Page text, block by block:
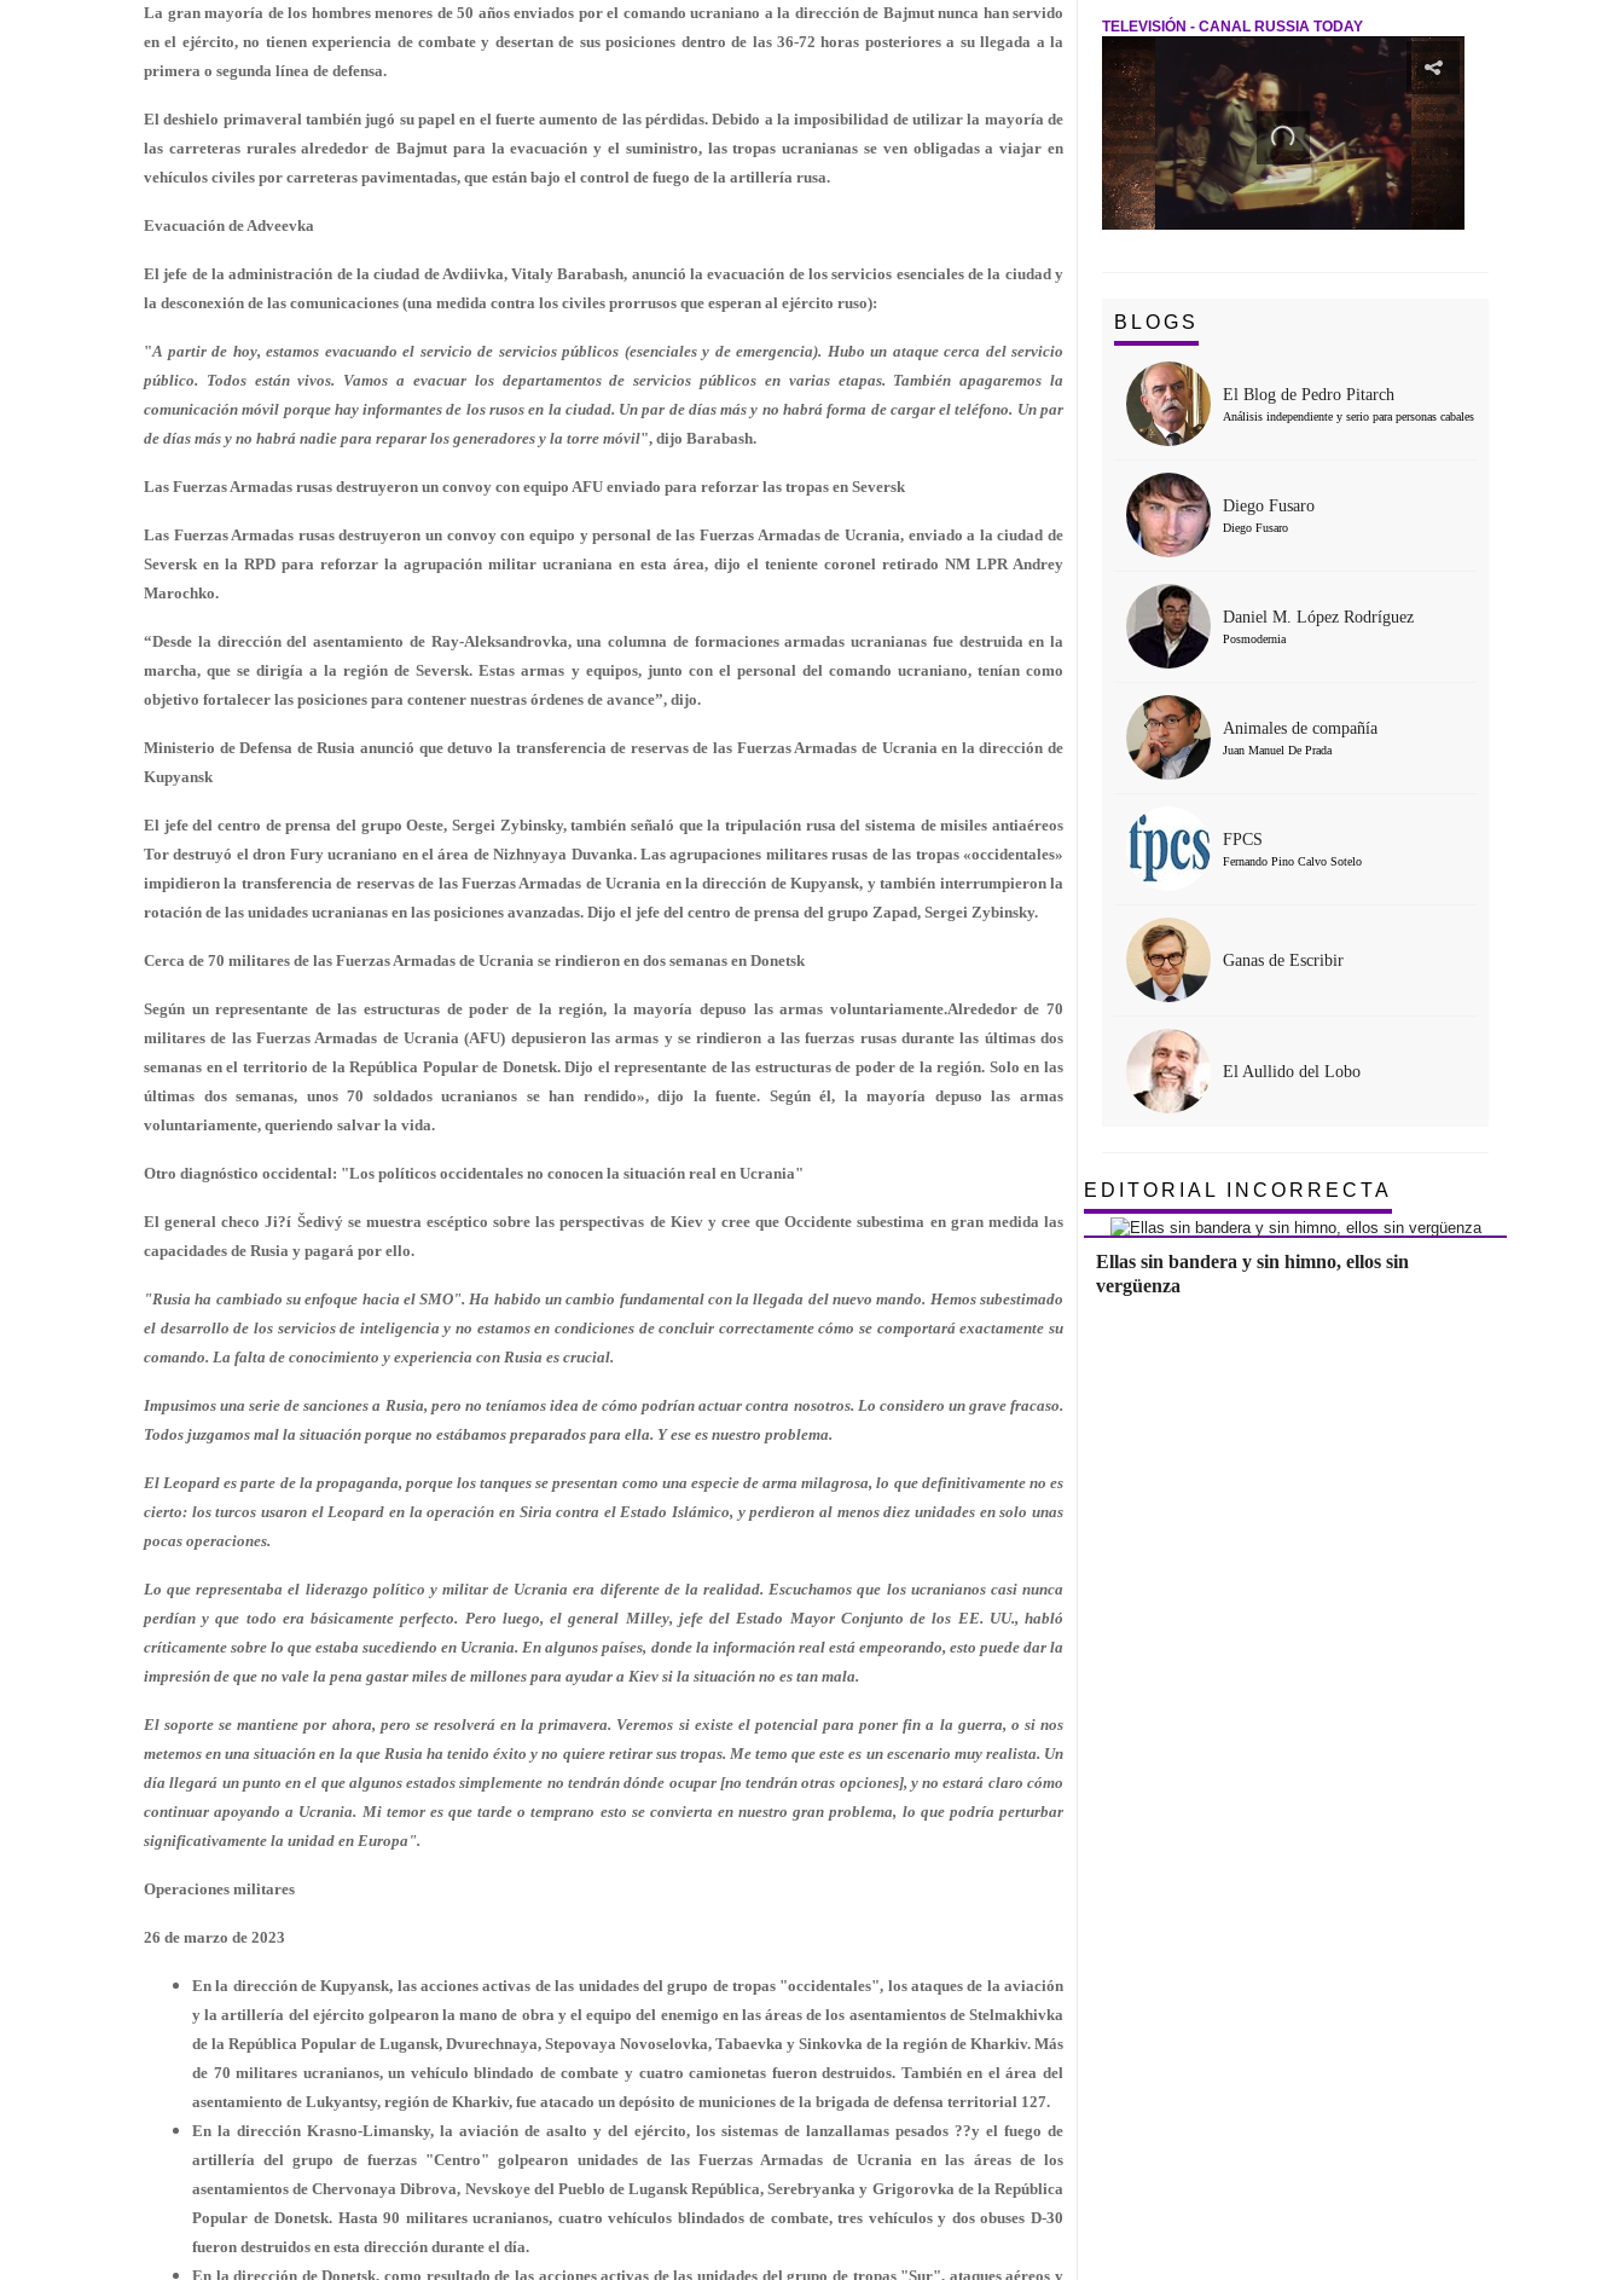
La gran mayoría de los hombres menores de 50 años enviados por el comando ucraniano a la dirección de Bajmut nunca han servido
en el ejército, no tienen experiencia de combate y desertan de sus posiciones dentro de las 36-72 horas posteriores a su llegada a la
primera o segunda línea de defensa.
El deshielo primaveral también jugó su papel en el fuerte aumento de las pérdidas. Debido a la imposibilidad de utilizar la mayoría de
las carreteras rurales alrededor de Bajmut para la evacuación y el suministro, las tropas ucranianas se ven obligadas a viajar en
vehículos civiles por carreteras pavimentadas, que están bajo el control de fuego de la artillería rusa.
Evacuación de Adveevka
El jefe de la administración de la ciudad de Avdiivka, Vitaly Barabash, anunció la evacuación de los servicios esenciales de la ciudad y
la desconexión de las comunicaciones (una medida contra los civiles prorrusos que esperan al ejército ruso):
"A partir de hoy, estamos evacuando el servicio de servicios públicos (esenciales y de emergencia). Hubo un ataque cerca del servicio
público. Todos están vivos. Vamos a evacuar los departamentos de servicios públicos en varias etapas. También apagaremos la
comunicación móvil porque hay informantes de los rusos en la ciudad. Un par de días más y no habrá forma de cargar el teléfono. Un par
de días más y no habrá nadie para reparar los generadores y la torre móvil", dijo Barabash.
Las Fuerzas Armadas rusas destruyeron un convoy con equipo AFU enviado para reforzar las tropas en Seversk
Las Fuerzas Armadas rusas destruyeron un convoy con equipo y personal de las Fuerzas Armadas de Ucrania, enviado a la ciudad de
Seversk en la RPD para reforzar la agrupación militar ucraniana en esta área, dijo el teniente coronel retirado NM LPR Andrey
Marochko.
“Desde la dirección del asentamiento de Ray-Aleksandrovka, una columna de formaciones armadas ucranianas fue destruida en la
marcha, que se dirigía a la región de Seversk. Estas armas y equipos, junto con el personal del comando ucraniano, tenían como
objetivo fortalecer las posiciones para contener nuestras órdenes de avance”, dijo.
Ministerio de Defensa de Rusia anunció que detuvo la transferencia de reservas de las Fuerzas Armadas de Ucrania en la dirección de
Kupyansk
El jefe del centro de prensa del grupo Oeste, Sergei Zybinsky, también señaló que la tripulación rusa del sistema de misiles antiaéreos
Tor destruyó el dron Fury ucraniano en el área de Nizhnyaya Duvanka. Las agrupaciones militares rusas de las tropas «occidentales»
impidieron la transferencia de reservas de las Fuerzas Armadas de Ucrania en la dirección de Kupyansk, y también interrumpieron la
rotación de las unidades ucranianas en las posiciones avanzadas. Dijo el jefe del centro de prensa del grupo Zapad, Sergei Zybinsky.
Cerca de 70 militares de las Fuerzas Armadas de Ucrania se rindieron en dos semanas en Donetsk
Según un representante de las estructuras de poder de la región, la mayoría depuso las armas voluntariamente.Alrededor de 70
militares de las Fuerzas Armadas de Ucrania (AFU) depusieron las armas y se rindieron a las fuerzas rusas durante las últimas dos
semanas en el territorio de la República Popular de Donetsk. Dijo el representante de las estructuras de poder de la región. Solo en las
últimas dos semanas, unos 70 soldados ucranianos se han rendido», dijo la fuente. Según él, la mayoría depuso las armas
voluntariamente, queriendo salvar la vida.
Otro diagnóstico occidental: "Los políticos occidentales no conocen la situación real en Ucrania"
El general checo Ji?í Šedivý se muestra escéptico sobre las perspectivas de Kiev y cree que Occidente subestima en gran medida las
capacidades de Rusia y pagará por ello.
"Rusia ha cambiado su enfoque hacia el SMO". Ha habido un cambio fundamental con la llegada del nuevo mando. Hemos subestimado
el desarrollo de los servicios de inteligencia y no estamos en condiciones de concluir correctamente cómo se comportará exactamente su
comando. La falta de conocimiento y experiencia con Rusia es crucial.
Impusimos una serie de sanciones a Rusia, pero no teníamos idea de cómo podrían actuar contra nosotros. Lo considero un grave fracaso.
Todos juzgamos mal la situación porque no estábamos preparados para ella. Y ese es nuestro problema.
El Leopard es parte de la propaganda, porque los tanques se presentan como una especie de arma milagrosa, lo que definitivamente no es
cierto: los turcos usaron el Leopard en la operación en Siria contra el Estado Islámico, y perdieron al menos diez unidades en solo unas
pocas operaciones.
Lo que representaba el liderazgo político y militar de Ucrania era diferente de la realidad. Escuchamos que los ucranianos casi nunca
perdían y que todo era básicamente perfecto. Pero luego, el general Milley, jefe del Estado Mayor Conjunto de los EE. UU., habló
críticamente sobre lo que estaba sucediendo en Ucrania. En algunos países, donde la información real está empeorando, esto puede dar la
impresión de que no vale la pena gastar miles de millones para ayudar a Kiev si la situación no es tan mala.
El soporte se mantiene por ahora, pero se resolverá en la primavera. Veremos si existe el potencial para poner fin a la guerra, o si nos
metemos en una situación en la que Rusia ha tenido éxito y no quiere retirar sus tropas. Me temo que este es un escenario muy realista. Un
día llegará un punto en el que algunos estados simplemente no tendrán dónde ocupar [no tendrán otras opciones], y no estará claro cómo
continuar apoyando a Ucrania. Mi temor es que tarde o temprano esto se convierta en nuestro gran problema, lo que podría perturbar
significativamente la unidad en Europa".
Operaciones militares
26 de marzo de 2023
En la dirección de Kupyansk, las acciones activas de las unidades del grupo de tropas "occidentales", los ataques de la aviación
y la artillería del ejército golpearon la mano de obra y el equipo del enemigo en las áreas de los asentamientos de Stelmakhivka
de la República Popular de Lugansk, Dvurechnaya, Stepovaya Novoselovka, Tabaevka y Sinkovka de la región de Kharkiv. Más
de 70 militares ucranianos, un vehículo blindado de combate y cuatro camionetas fueron destruidos. También en el área del
asentamiento de Lukyantsy, región de Kharkiv, fue atacado un depósito de municiones de la brigada de defensa territorial 127.
En la dirección Krasno-Limansky, la aviación de asalto y del ejército, los sistemas de lanzallamas pesados ??y el fuego de
artillería del grupo de fuerzas "Centro" golpearon unidades de las Fuerzas Armadas de Ucrania en las áreas de los
asentamientos de Chervonaya Dibrova, Nevskoye del Pueblo de Lugansk República, Serebryanka y Grigorovka de la República
Popular de Donetsk. Hasta 90 militares ucranianos, cuatro vehículos blindados de combate, tres vehículos y dos obuses D-30
fueron destruidos en esta dirección durante el día.
En la dirección de Donetsk, como resultado de las acciones activas de las unidades del grupo de tropas "Sur", ataques aéreos y
TELEVISIÓN - CANAL RUSSIA TODAY
BLOGS
El Blog de Pedro Pitarch
Análisis independiente y serio para personas cabales
Diego Fusaro
Diego Fusaro
Daniel M. López Rodríguez
Posmodernia
Animales de compañía
Juan Manuel De Prada
FPCS
Fernando Pino Calvo Sotelo
Ganas de Escribir
El Aullido del Lobo
EDITORIAL INCORRECTA
Ellas sin bandera y sin himno, ellos sin
vergüenza